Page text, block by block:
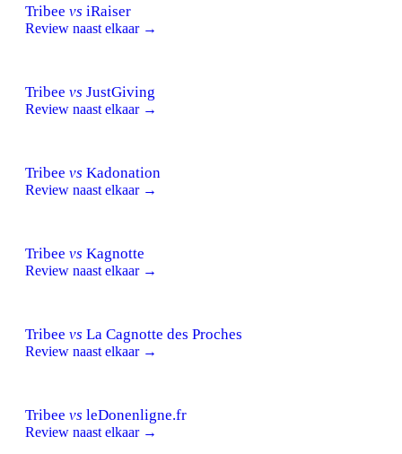
Tribee vs iRaiser
Review naast elkaar →
Tribee vs JustGiving
Review naast elkaar →
Tribee vs Kadonation
Review naast elkaar →
Tribee vs Kagnotte
Review naast elkaar →
Tribee vs La Cagnotte des Proches
Review naast elkaar →
Tribee vs leDonenligne.fr
Review naast elkaar →